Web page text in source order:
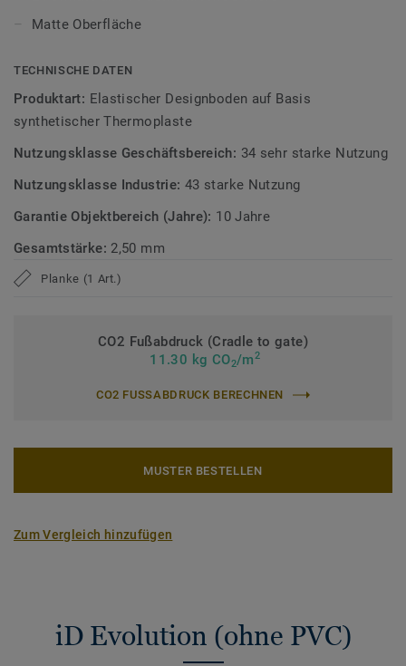
Betondekoren im Planken- und Fliesenformat erhältlich,
natürliche Optik sorgt.
Erfahren Sie mehr über Tarkett Designböden.
Matte Oberfläche
TECHNISCHE DATEN
Produktart: Elastischer Designboden auf Basis
synthetischer Thermoplaste
Nutzungsklasse Geschäftsbereich: 34 sehr starke Nutzung
Nutzungsklasse Industrie: 43 starke Nutzung
Garantie Objektbereich (Jahre): 10 Jahre
Gesamtstärke: 2,50 mm
Planke (1 Art.)
CO2 Fußabdruck (Cradle to gate)
11.30 kg CO2/m2
CO2 FUSSABDRUCK BERECHNEN
MUSTER BESTELLEN
Zum Vergleich hinzufügen
iD Evolution (ohne PVC)